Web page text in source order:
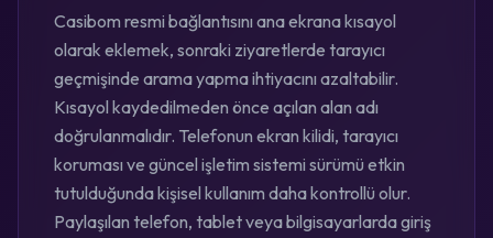
Casibom resmi bağlantısını ana ekrana kısayol
olarak eklemek, sonraki ziyaretlerde tarayıcı
geçmişinde arama yapma ihtiyacını azaltabilir.
Kısayol kaydedilmeden önce açılan alan adı
doğrulanmalıdır. Telefonun ekran kilidi, tarayıcı
koruması ve güncel işletim sistemi sürümü etkin
tutulduğunda kişisel kullanım daha kontrollü olur.
Paylaşılan telefon, tablet veya bilgisayarlarda giriş